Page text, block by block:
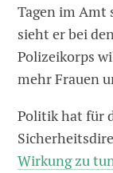
Tagen im Amt
sieht er bei
Polizeikorps
mehr Frauen
Politik hat für
Wirkung zu